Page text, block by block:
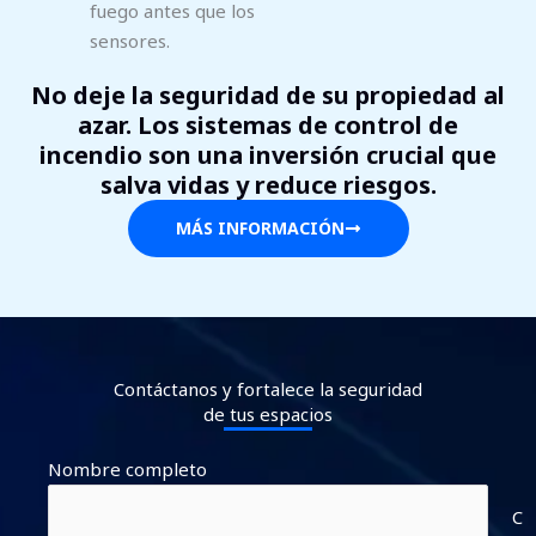
fuego antes que los
sensores.
No deje la seguridad de su propiedad al
azar. Los sistemas de control de
incendio son una inversión crucial que
salva vidas y reduce riesgos.
MÁS INFORMACIÓN
Contáctanos y fortalece la seguridad
de tus espacios
Nombre completo
C